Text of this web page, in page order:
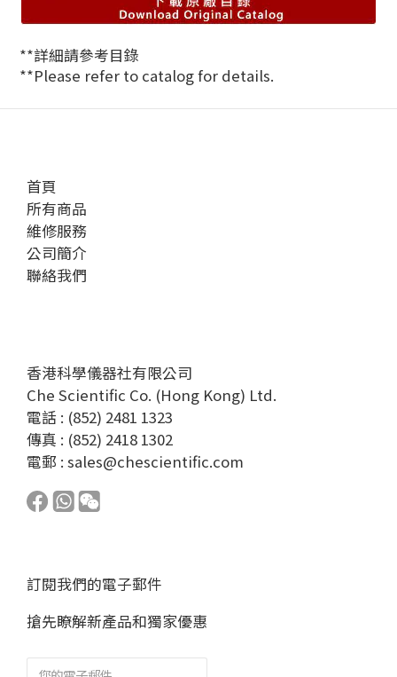
**詳細請參考目錄
**Please refer to catalog for details.
首頁
所有商品
維修服務
公司簡介
聯絡我們
香港科學儀器社有限公司
Che Scientific Co. (Hong Kong) Ltd.
電話 : (852) 2481 1323
傳真 : (852) 2418 1302
電郵 : sales@chescientific.com
訂閱我們的電子郵件
搶先瞭解新產品和獨家優惠